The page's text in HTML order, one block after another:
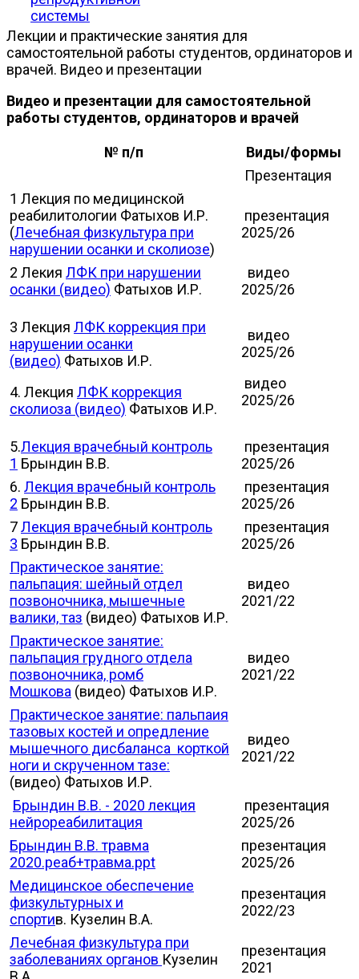
системы
Лекции и практические занятия для
самостоятельной работы студентов, ординаторов и
врачей. Видео и презентации
Видео и презентации для самостоятельной
работы студентов, ординаторов и врачей
№ п/п
Виды/формы
Презентация
1 Лекция по медицинской
реабилитологии Фатыхов И.Р.
(Лечебная физкультура при
нарушении осанки и сколиозе)
презентация
2025/26
2 Лекия ЛФК при нарушении
осанки (видео) Фатыхов И.Р.
видео
2025/26
3 Лекция ЛФК коррекция при
нарушении осанки
(видео) Фатыхов И.Р.
4. Лекция ЛФК коррекция
сколиоза (видео) Фатыхов И.Р.
видео
2025/26
видео
2025/26
5.Лекция врачебный контроль
1 Брындин В.В.
презентация
2025/26
6. Лекция врачебный контроль
2 Брындин В.В.
презентация
2025/26
7Лекция врачебный контроль
3 Брындин В.В.
презентация
2025/26
Практическое занятие:
пальпация: шейный отдел
позвоночника, мышечные
валики, таз (видео) Фатыхов И.Р.
видео
2021/22
Практическое занятие:
пальпация грудного отдела
позвоночника, ромб
Мошкова (видео) Фатыхов И.Р.
видео
2021/22
Практическое занятие: пальпаия
тазовых костей и опредление
мышечного дисбаланса корткой
ноги и скрученном тазе:
(видео) Фатыхов И.Р.
видео
2021/22
Брындин В.В. - 2020 лекция
нейрореабилитация
презентация
2025/26
Брындин В.В. травма
2020.реаб+травма.ppt
презентация
2025/26
Медицинское обеспечение
физкультурных и
спортив. Кузелин В.А.
презентация
2022/23
Лечебная физкультура при
заболеваниях органов Кузелин
презентация
2021